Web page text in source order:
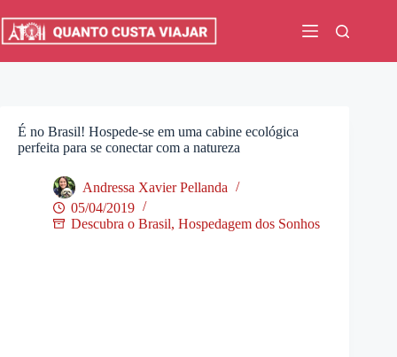
para
É no Brasil! Hospede-se em uma cabine ecológica
perfeita para se conectar com a natureza
Andressa Xavier Pellanda
05/04/2019
Descubra o Brasil, Hospedagem dos Sonhos